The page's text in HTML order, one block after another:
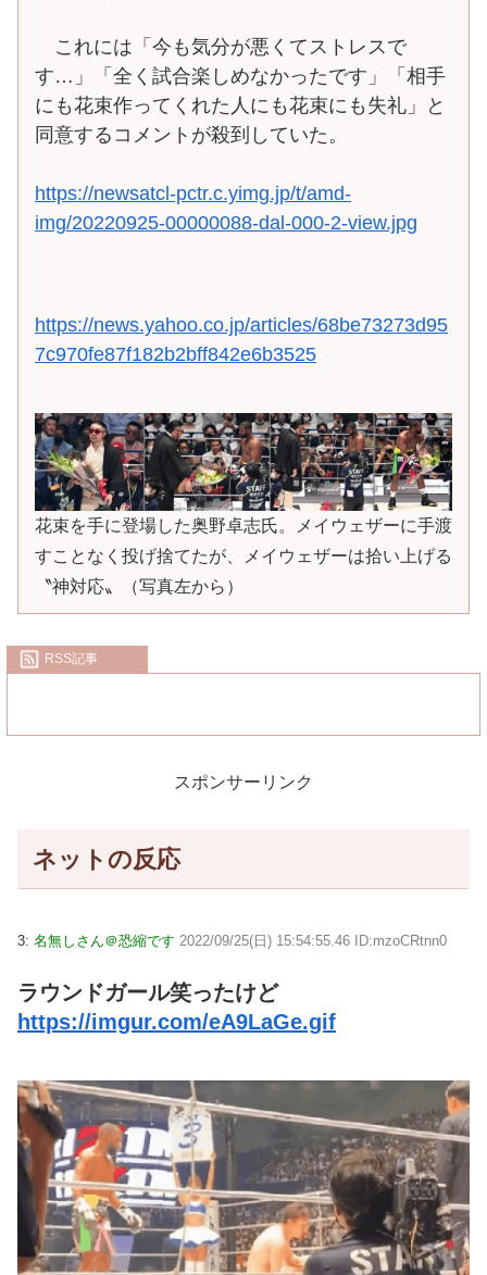
これには「今も気分が悪くてストレスで
す…」「全く試合楽しめなかったです」「相手
にも花束作ってくれた人にも花束にも失礼」と
同意するコメントが殺到していた。
https://newsatcl-pctr.c.yimg.jp/t/amd-
img/20220925-00000088-dal-000-2-view.jpg
https://news.yahoo.co.jp/articles/68be73273d95
7c970fe87f182b2bff842e6b3525
花束を手に登場した奥野卓志氏。メイウェザーに手渡
すことなく投げ捨てたが、メイウェザーは拾い上げる
〝神対応〟（写真左から）
RSS記事
スポンサーリンク
ネットの反応
3: 名無しさん＠恐縮です 2022/09/25(日) 15:54:55.46 ID:mzoCRtnn0
ラウンドガール笑ったけど
https://imgur.com/eA9LaGe.gif